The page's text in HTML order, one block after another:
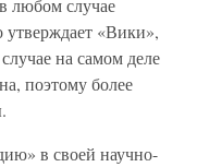
любом случае
утверждает «Вики»,
на самом деле
поэтому более
в своей научно-